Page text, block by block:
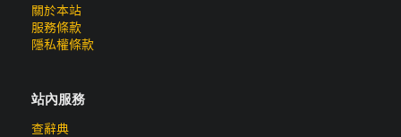
關於本站
服務條款
隱私權條款
站內服務
查辭典